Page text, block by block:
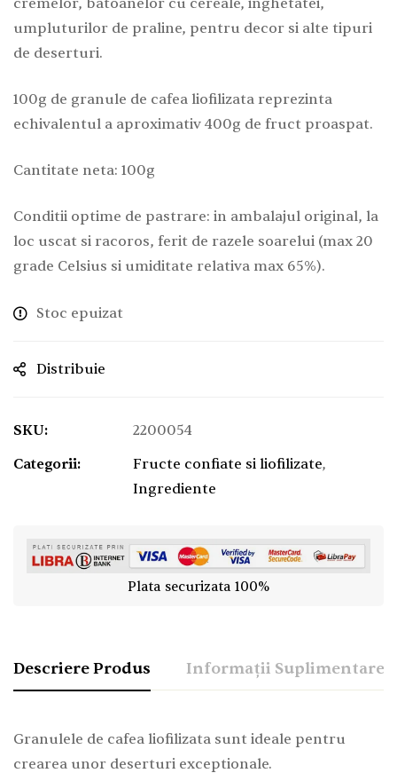
umpluturilor de praline, pentru decor si alte tipuri
de deserturi.
100g de granule de cafea liofilizata reprezinta
echivalentul a aproximativ 400g de fruct proaspat.
Cantitate neta: 100g
Conditii optime de pastrare: in ambalajul original, la
loc uscat si racoros, ferit de razele soarelui (max 20
grade Celsius si umiditate relativa max 65%).
Stoc epuizat
Distribuie
SKU:
2200054
Categorii:
Fructe confiate si liofilizate,
Ingrediente
Plata securizata 100%
Descriere Produs Informații Suplimentare
Granulele de cafea liofilizata sunt ideale pentru
crearea unor deserturi exceptionale.